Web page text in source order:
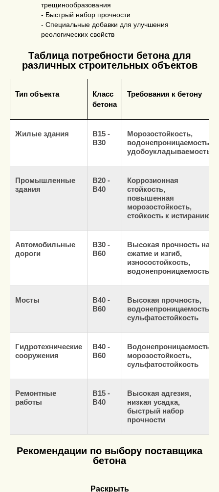
трещинообразования
- Быстрый набор прочности
- Специальные добавки для улучшения
реологических свойств
Таблица потребности бетона для
различных строительных объектов
Тип объекта
Класс
бетона
Требования к бетону
Жилые здания
В15 -
В30
Морозостойкость,
водонепроницаемость,
удобоукладываемость
Промышленные
здания
В20 -
В40
Коррозионная
стойкость,
повышенная
морозостойкость,
стойкость к истиранию
Автомобильные
дороги
В30 -
В60
Высокая прочность на
сжатие и изгиб,
износостойкость,
водонепроницаемость
Мосты
В40 -
В60
Высокая прочность,
водонепроницаемость,
сульфатостойкость
Гидротехнические
сооружения
В40 -
В60
Водонепроницаемость,
морозостойкость,
сульфатостойкость
Ремонтные
работы
В15 -
В40
Высокая адгезия,
низкая усадка,
быстрый набор
прочности
Рекомендации по выбору поставщика
бетона
Раскрыть